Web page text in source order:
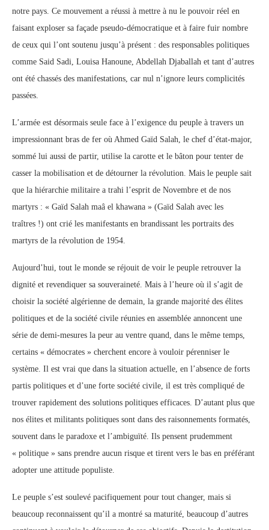
notre pays. Ce mouvement a réussi à mettre à nu le pouvoir réel en
faisant exploser sa façade pseudo-démocratique et à faire fuir nombre
de ceux qui l’ont soutenu jusqu’à présent : des responsables politiques
comme Said Sadi, Louisa Hanoune, Abdellah Djaballah et tant d’autres
ont été chassés des manifestations, car nul n’ignore leurs complicités
passées.
L’armée est désormais seule face à l’exigence du peuple à travers un
impressionnant bras de fer où Ahmed Gaïd Salah, le chef d’état-major,
sommé lui aussi de partir, utilise la carotte et le bâton pour tenter de
casser la mobilisation et de détourner la révolution. Mais le peuple sait
que la hiérarchie militaire a trahi l’esprit de Novembre et de nos
martyrs : « Gaïd Salah maâ el khawana » (Gaïd Salah avec les
traîtres !) ont crié les manifestants en brandissant les portraits des
martyrs de la révolution de 1954.
Aujourd’hui, tout le monde se réjouit de voir le peuple retrouver la
dignité et revendiquer sa souveraineté. Mais à l’heure où il s’agit de
choisir la société algérienne de demain, la grande majorité des élites
politiques et de la société civile réunies en assemblée annoncent une
série de demi-mesures la peur au ventre quand, dans le même temps,
certains « démocrates » cherchent encore à vouloir pérenniser le
système. Il est vrai que dans la situation actuelle, en l’absence de forts
partis politiques et d’une forte société civile, il est très compliqué de
trouver rapidement des solutions politiques efficaces. D’autant plus que
nos élites et militants politiques sont dans des raisonnements formatés,
souvent dans le paradoxe et l’ambiguïté. Ils pensent prudemment
« politique » sans prendre aucun risque et tirent vers le bas en préférant
adopter une attitude populiste.
Le peuple s’est soulevé pacifiquement pour tout changer, mais si
beaucoup reconnaissent qu’il a montré sa maturité, beaucoup d’autres